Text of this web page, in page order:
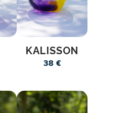
KALISSON
38 €